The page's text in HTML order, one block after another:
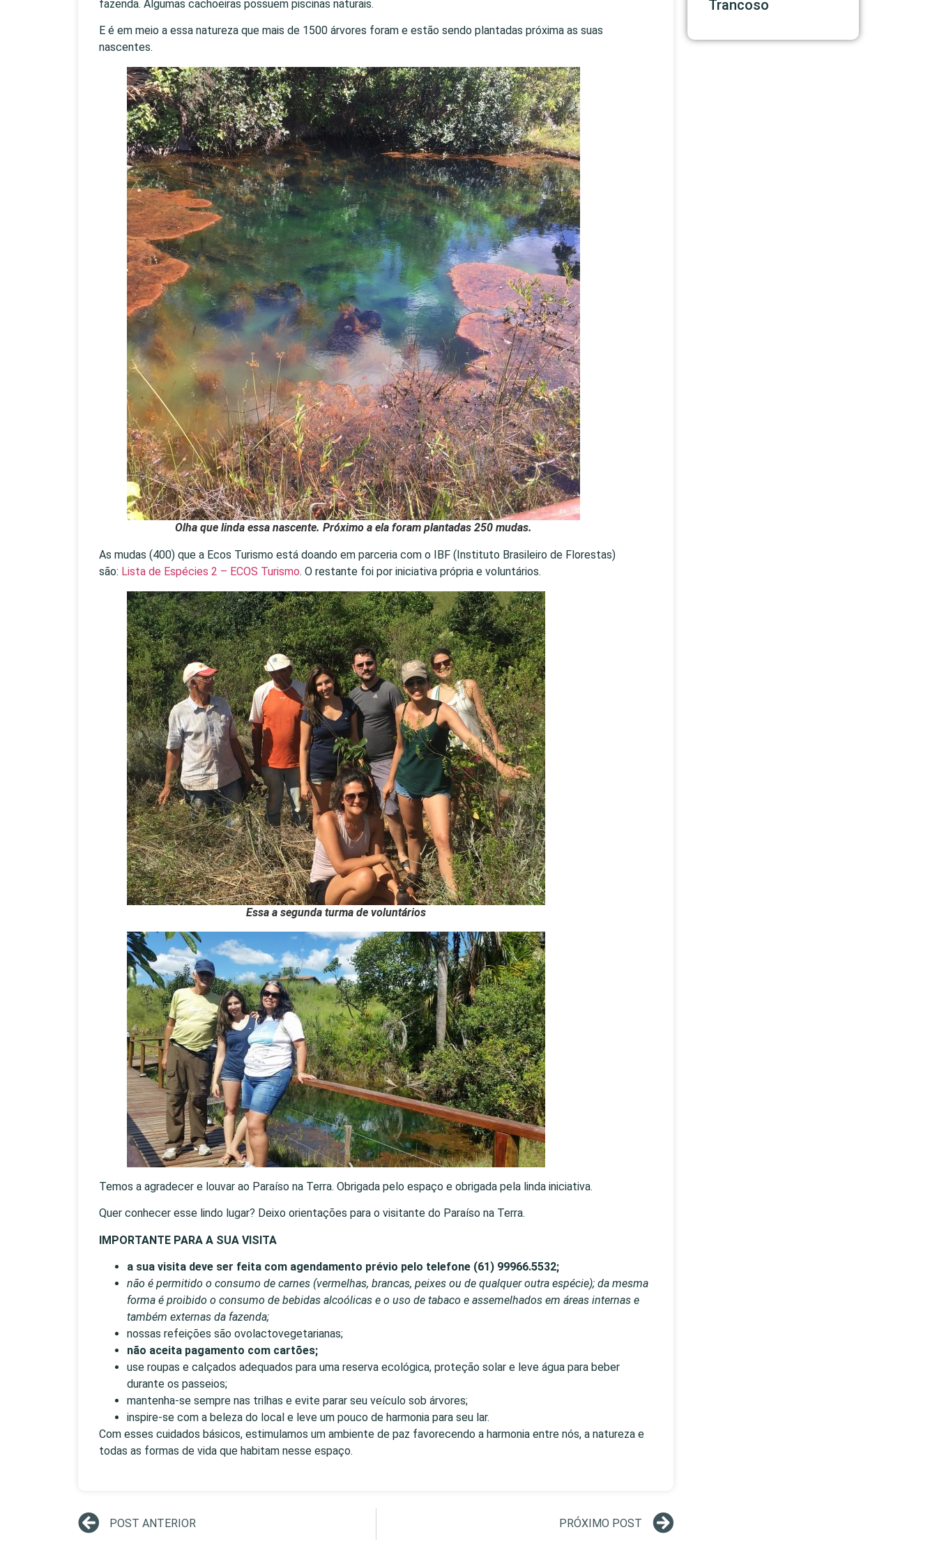
fazenda. Algumas cachoeiras possuem piscinas naturais.
E é em meio a essa natureza que mais de 1500 árvores foram e estão sendo plantadas próxima as suas
nascentes.
Olha que linda essa nascente. Próximo a ela foram plantadas 250 mudas.
As mudas (400) que a Ecos Turismo está doando em parceria com o IBF (Instituto Brasileiro de Florestas)
são: Lista de Espécies 2 – ECOS Turismo. O restante foi por iniciativa própria e voluntários.
Essa a segunda turma de voluntários
Temos a agradecer e louvar ao Paraíso na Terra. Obrigada pelo espaço e obrigada pela linda iniciativa.
Quer conhecer esse lindo lugar? Deixo orientações para o visitante do Paraíso na Terra.
IMPORTANTE PARA A SUA VISITA
a sua visita deve ser feita com agendamento prévio pelo telefone (61) 99966.5532;
não é permitido o consumo de carnes (vermelhas, brancas, peixes ou de qualquer outra espécie); da mesma
forma é proibido o consumo de bebidas alcoólicas e o uso de tabaco e assemelhados em áreas internas e
também externas da fazenda;
nossas refeições são ovolactovegetarianas;
não aceita pagamento com cartões;
use roupas e calçados adequados para uma reserva ecológica, proteção solar e leve água para beber
durante os passeios;
mantenha-se sempre nas trilhas e evite parar seu veículo sob árvores;
inspire-se com a beleza do local e leve um pouco de harmonia para seu lar.
Com esses cuidados básicos, estimulamos um ambiente de paz favorecendo a harmonia entre nós, a natureza e
todas as formas de vida que habitam nesse espaço.
POST ANTERIOR PRÓXIMO POST